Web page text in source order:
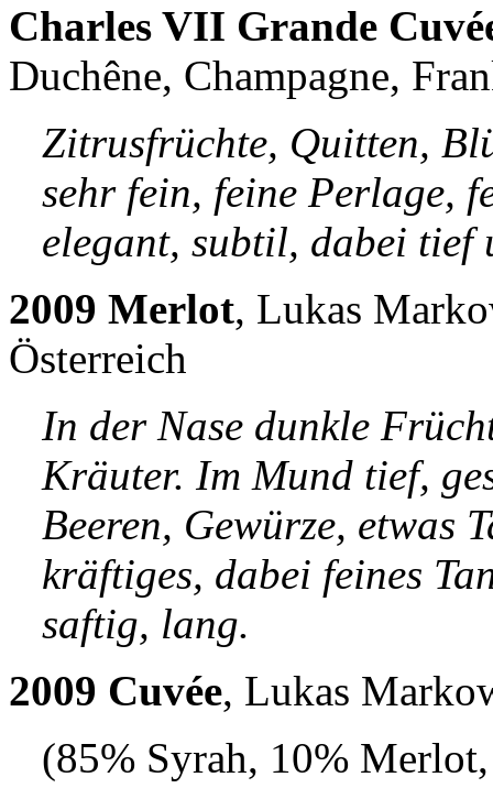
Charles VII Grande
Duchêne, Champagne,
Zitrusfrüchte, Quitten,
sehr fein, feine Perlage,
elegant, subtil, dabei tief
2009 Merlot, Lukas
Österreich
In der Nase dunkle
Kräuter. Im Mund tief,
Beeren, Gewürze, etwas
kräftiges, dabei feines
saftig, lang.
2009 Cuvée, Lukas
(85% Syrah, 10%